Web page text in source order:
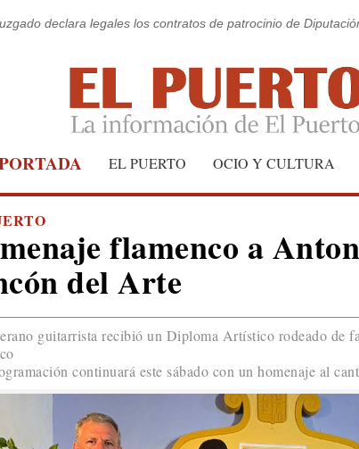
declara legales los contratos de patrocinio de
EL PUERTO OCIO Y CULTURA
flamenco a
del Arte
guitarrista recibió un Diploma Artístico rodeado de
continuará este sábado con un homenaje al